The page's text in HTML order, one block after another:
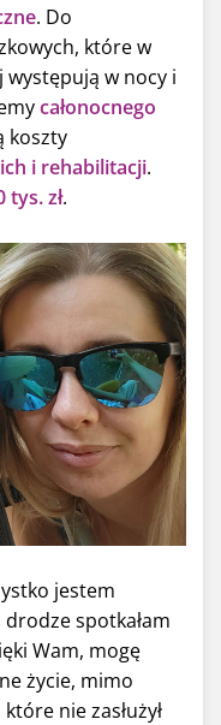
. Do
które w
występują w nocy i
całonocnego
koszty
i rehabilitacji.
tys. zł.
jestem
spotkałam
Wam, mogę
życie, mimo
nie zasłużył